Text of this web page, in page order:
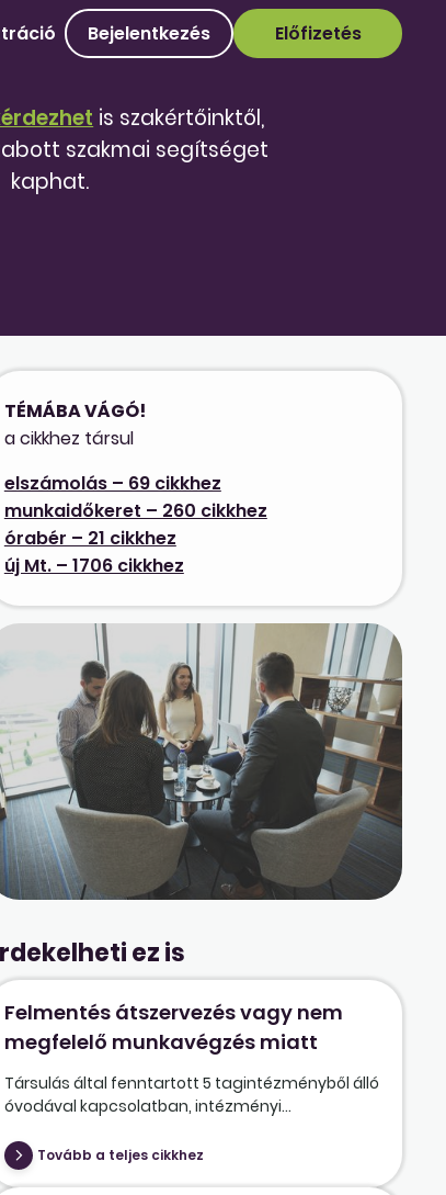
Bejelentkezés Előfizetés
is szakértőinktől,
szakmai segítséget
kaphat.
TÉMÁBA VÁGÓ!
a cikkhez társul
elszámolás – 69 cikkhez
munkaidőkeret – 260 cikkhez
órabér – 21 cikkhez
új Mt. – 1706 cikkhez
ez is
Felmentés átszervezés vagy nem
megfelelő munkavégzés miatt
Társulás által fenntartott 5 tagintézményből álló
óvodával kapcsolatban, intézményi...
Tovább a teljes cikkhez